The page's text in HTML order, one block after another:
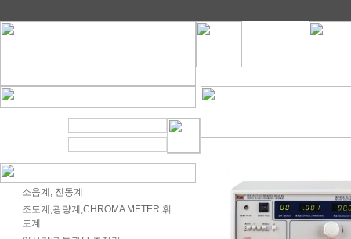
소음계, 진동계
조도계,광량계,CHROMA METER,휘
도계